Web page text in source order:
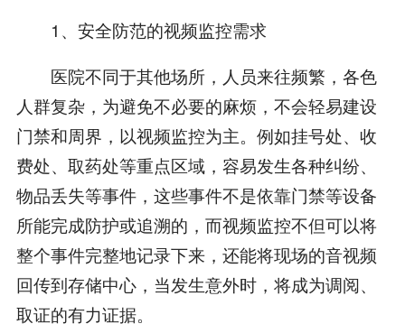
1、安全防范的视频监控需求
医院不同于其他场所，人员来往频繁，各色
人群复杂，为避免不必要的麻烦，不会轻易建设
门禁和周界，以视频监控为主。例如挂号处、收
费处、取药处等重点区域，容易发生各种纠纷、
物品丢失等事件，这些事件不是依靠门禁等设备
所能完成防护或追溯的，而视频监控不但可以将
整个事件完整地记录下来，还能将现场的音视频
回传到存储中心，当发生意外时，将成为调阅、
取证的有力证据。